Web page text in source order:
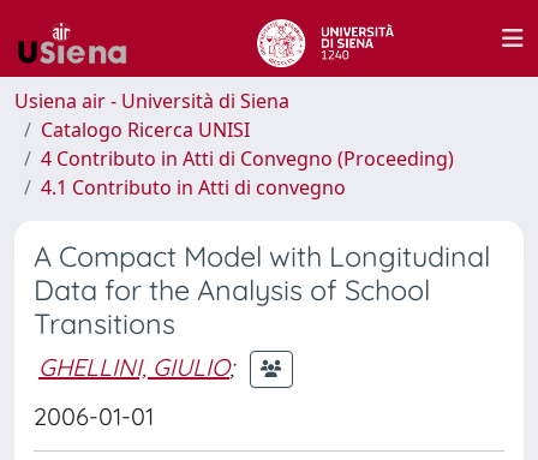
Usiena air - Università di Siena
Catalogo Ricerca UNISI
4 Contributo in Atti di Convegno (Proceeding)
4.1 Contributo in Atti di convegno
A Compact Model with Longitudinal
Data for the Analysis of School
Transitions
GHELLINI, GIULIO;
2006-01-01